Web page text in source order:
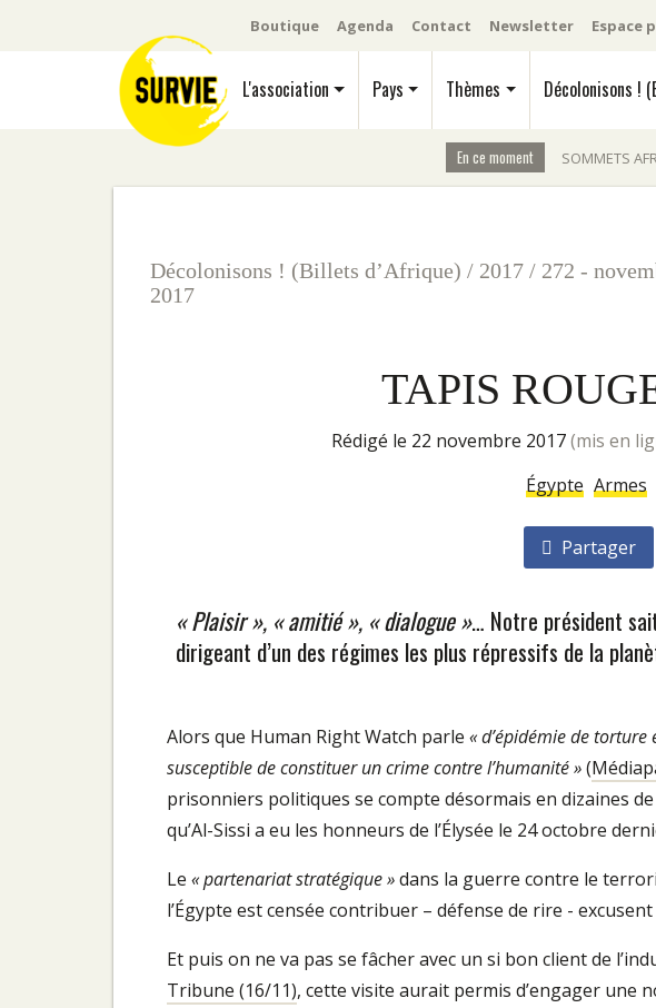
Boutique Agenda Contact Newsletter Espace
L'association Pays Thèmes Décolonisons !
En ce moment SOMMETS
Décolonisons ! (Billets d’Afrique) / 2017 / 272 -
2017
TAPIS
rédigé le 22 novembre 2017(mis en
Égypte Armes
Partager
« Plaisir », « amitié », « dialogue »… Notre président
dirigeant d’un des régimes les plus répressifs de la
Alors que Human Right Watch parle « d’épidémie de torture
susceptible de constituer un crime contre l’humanité »(
prisonniers politiques se compte désormais en dizaines
qu’Al-Sissi a eu les honneurs de l’Élysée le 24 octobre
Le « partenariat stratégique »dans la guerre contre le
l’Égypte est censée contribuer – défense de rire -
Et puis on ne va pas se fâcher avec un si bon client de
Tribune (16/11), cette visite aurait permis d’engager une